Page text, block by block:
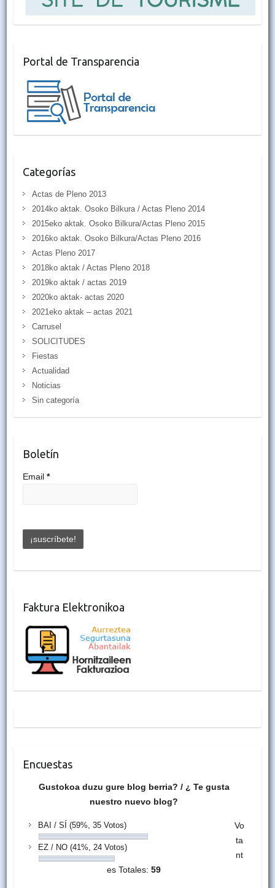
Portal de Transparencia
Categorías
Actas de Pleno 2013
2014ko aktak. Osoko Bilkura / Actas Pleno 2014
2015eko aktak. Osoko Bilkura/Actas Pleno 2015
2016ko aktak. Osoko Bilkura/Actas Pleno 2016
Actas Pleno 2017
2018ko aktak / Actas Pleno 2018
2019ko aktak / actas 2019
2020ko aktak- actas 2020
2021eko aktak – actas 2021
Carrusel
SOLICITUDES
Fiestas
Actualidad
Noticias
Sin categoría
Boletín
Email *
Faktura Elektronikoa
Encuestas
Gustokoa duzu gure blog berria? / ¿ Te gusta
nuestro nuevo blog?
BAI / SÍ (59%, 35 Votos)
EZ / NO (41%, 24 Votos)
Vo
ta
nt
es Totales:59